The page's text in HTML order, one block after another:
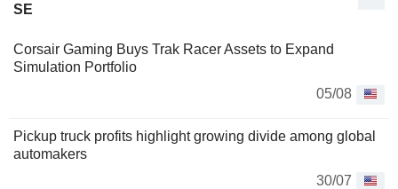
SE
Corsair Gaming Buys Trak Racer Assets to Expand
Simulation Portfolio
05/08
Pickup truck profits highlight growing divide among global
automakers
30/07